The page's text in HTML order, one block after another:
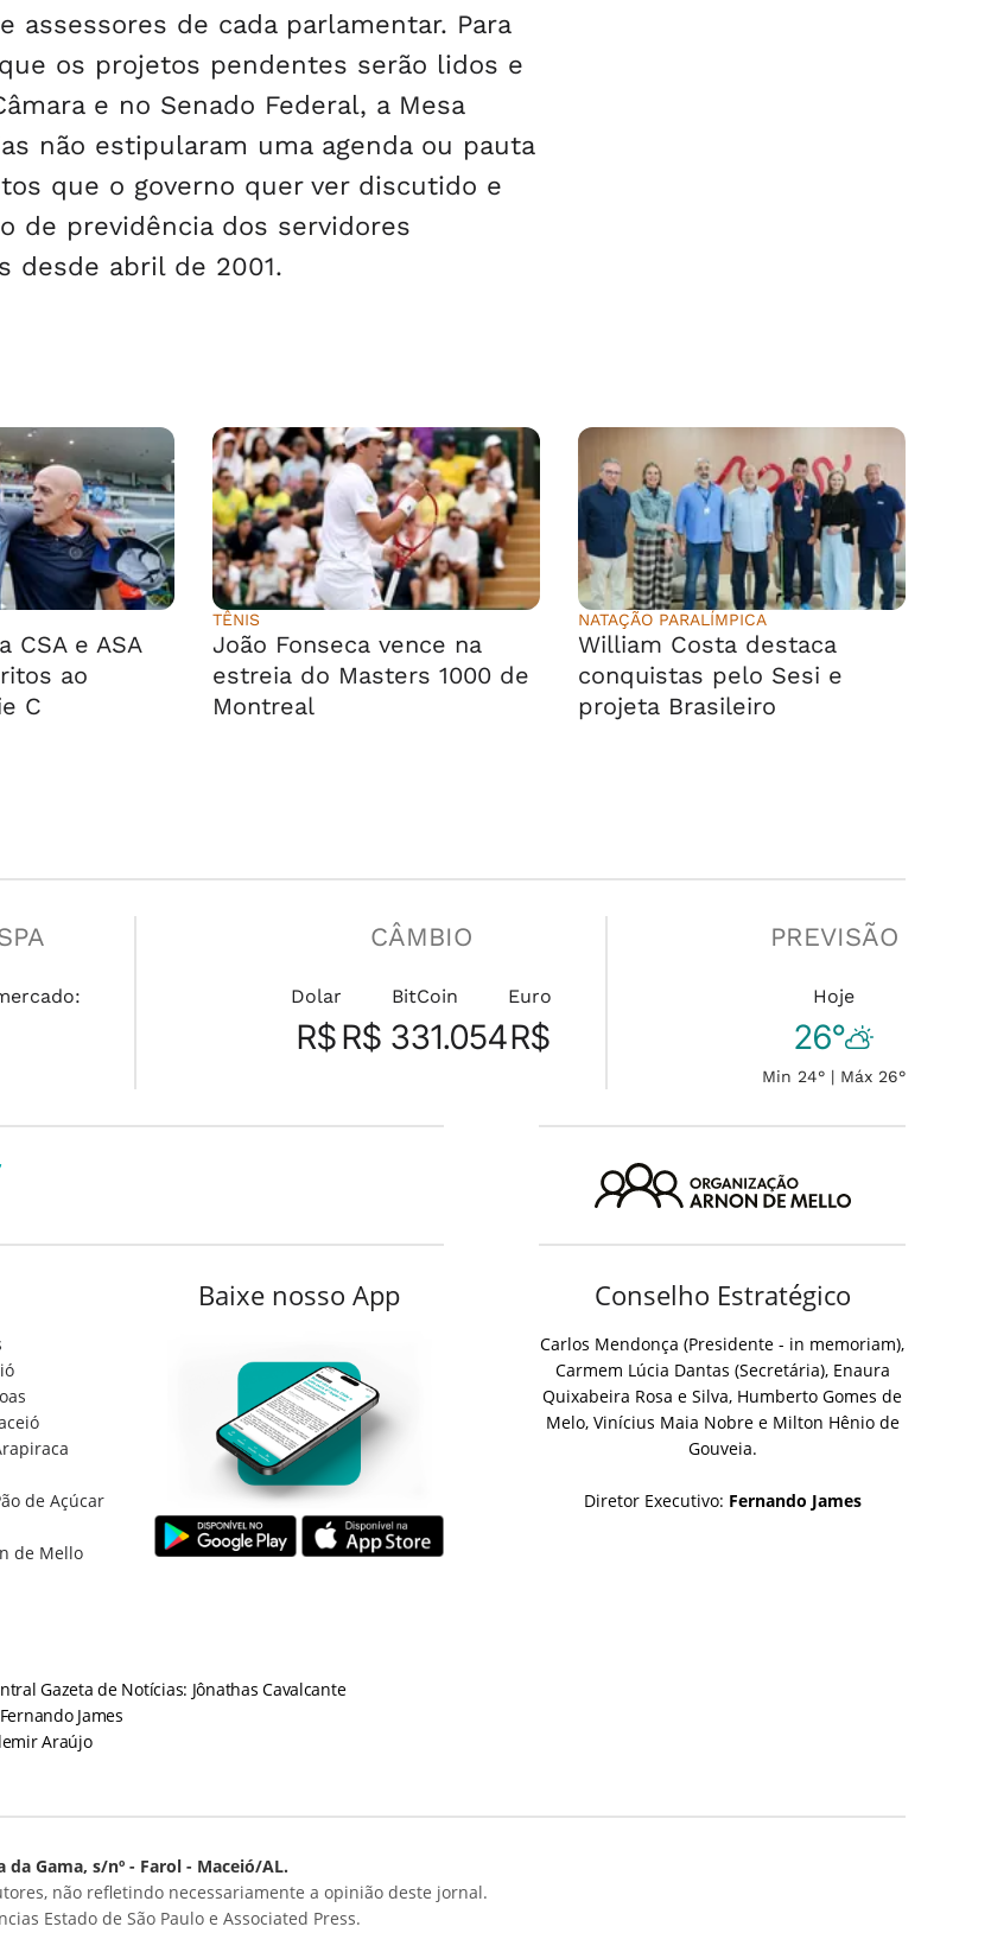
de cada parlamentar. Para
os projetos pendentes serão lidos e
e no Senado Federal, a Mesa
não estipularam uma agenda ou pauta
que o governo quer ver discutido e
de previdência dos servidores
desde abril de 2001.
CSA e ASA
ao
C
TÊNIS
João Fonseca vence na
estreia do Masters 1000 de
Montreal
NATAÇÃO PARALÍMPICA
William Costa destaca
conquistas pelo Sesi e
projeta Brasileiro
CÂMBIO
Dolar
R$
BitCoin
R$ 331.054
Euro
R$
PREVISÃO
Hoje
26°
Min 24° | Máx 26°
de Açúcar
de Mello
Gazeta de Notícias: Jônathas Cavalcante
James
Araújo
Baixe nosso App Conselho Estratégico
Carlos Mendonça (Presidente - in memoriam),
Carmem Lúcia Dantas (Secretária), Enaura
Quixabeira Rosa e Silva, Humberto Gomes de
Melo, Vinícius Maia Nobre e Milton Hênio de
Gouveia.
Diretor Executivo: Fernando James
Gama, s/nº - Farol - Maceió/AL.
não refletindo necessariamente a opinião deste jornal.
Estado de São Paulo e Associated Press.